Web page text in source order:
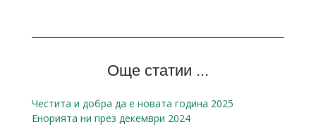
Още статии ...
Честита и добра да е новата година 2025
Енорията ни през декември 2024